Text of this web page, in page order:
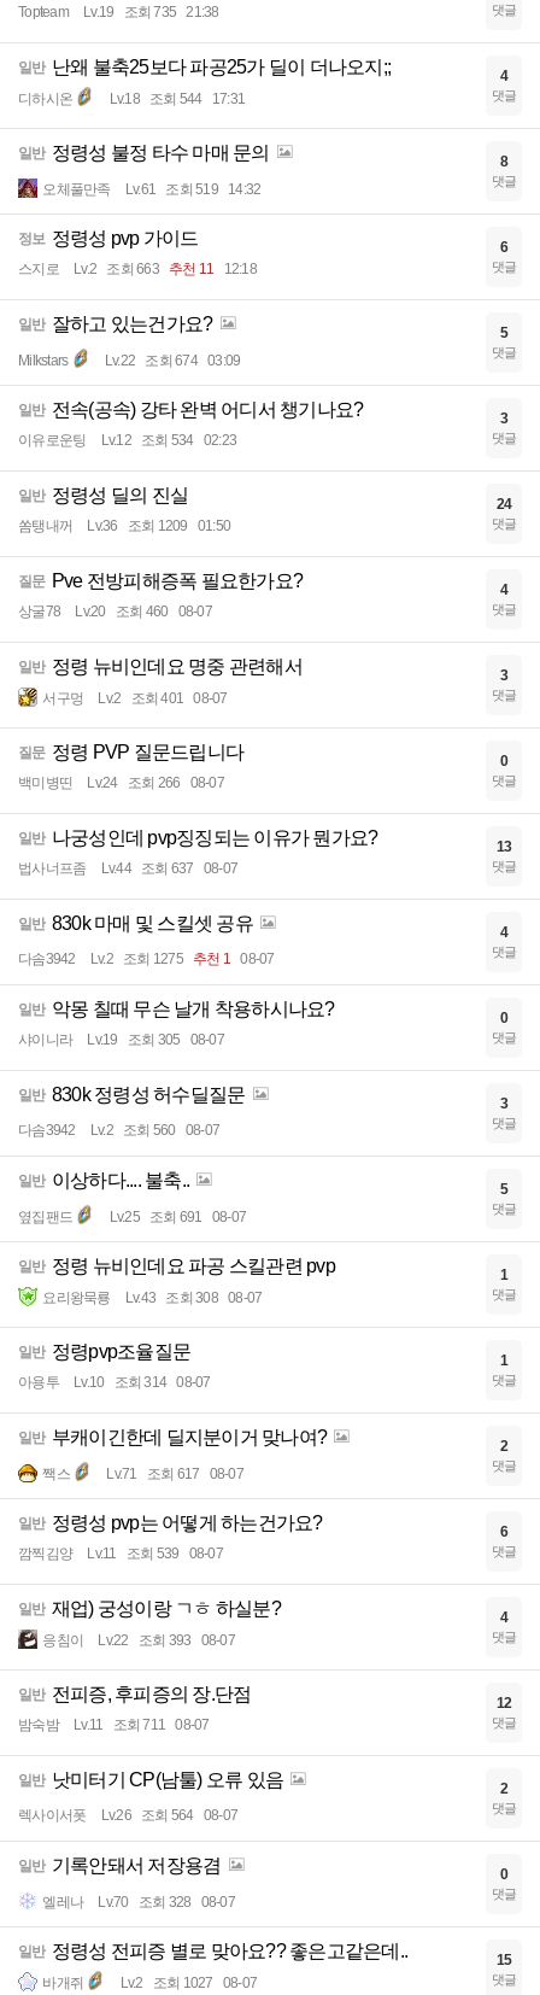
Topteam Lv.19 조회 735 21:38 댓글
일반 난왜 불축25보다 파공25가 딜이 더나오지;;
디하시온 Lv.18 조회 544 17:31
4
댓글
일반 정령성 불정 타수 마매 문의
오체풀만족 Lv.61 조회 519 14:32
8
댓글
정보 정령성 pvp 가이드
스지로 Lv.2 조회 663 추천 11 12:18
6
댓글
일반 잘하고 있는건가요?
Milkstars Lv.22 조회 674 03:09
5
댓글
일반 전속(공속) 강타 완벽 어디서 챙기나요?
이유로운팅 Lv.12 조회 534 02:23
3
댓글
일반 정령성 딜의 진실
쏨탱내꺼 Lv.36 조회 1209 01:50
24
댓글
질문 Pve 전방피해증폭 필요한가요?
상굴78 Lv.20 조회 460 08-07
4
댓글
일반 정령 뉴비인데요 명중 관련해서
서구멍 Lv.2 조회 401 08-07
3
댓글
질문 정령 PVP 질문드립니다
백미병띤 Lv.24 조회 266 08-07
0
댓글
일반 나궁성인데 pvp징징되는 이유가 뭔가요?
법사너프좀 Lv.44 조회 637 08-07
13
댓글
일반 830k 마매 및 스킬셋 공유
다솜3942 Lv.2 조회 1275 추천 1 08-07
4
댓글
일반 악몽 칠때 무슨 날개 착용하시나요?
샤이니라 Lv.19 조회 305 08-07
0
댓글
일반 830k 정령성 허수딜질문
다솜3942 Lv.2 조회 560 08-07
3
댓글
일반 이상하다.... 불축..
옆집팬드 Lv.25 조회 691 08-07
5
댓글
일반 정령 뉴비인데요 파공 스킬관련 pvp
요리왕묵룡 Lv.43 조회 308 08-07
1
댓글
일반 정령pvp조율질문
아용투 Lv.10 조회 314 08-07
1
댓글
일반 부캐이긴한데 딜지분이거 맞나여?
짹스 Lv.71 조회 617 08-07
2
댓글
일반 정령성 pvp는 어떻게 하는건가요?
깜찍김양 Lv.11 조회 539 08-07
6
댓글
일반 재업) 궁성이랑 ㄱㅎ 하실분?
응침이 Lv.22 조회 393 08-07
4
댓글
일반 전피증, 후피증의 장.단점
밤숙밤 Lv.11 조회 711 08-07
12
댓글
일반 낫미터기 CP(남툴) 오류 있음
렉사이서폿 Lv.26 조회 564 08-07
2
댓글
일반 기록안돼서 저장용겸
엘레나 Lv.70 조회 328 08-07
0
댓글
일반 정령성 전피증 별로 맞아요?? 좋은고같은데..
바개쥐 Lv.2 조회 1027 08-07
15
댓글